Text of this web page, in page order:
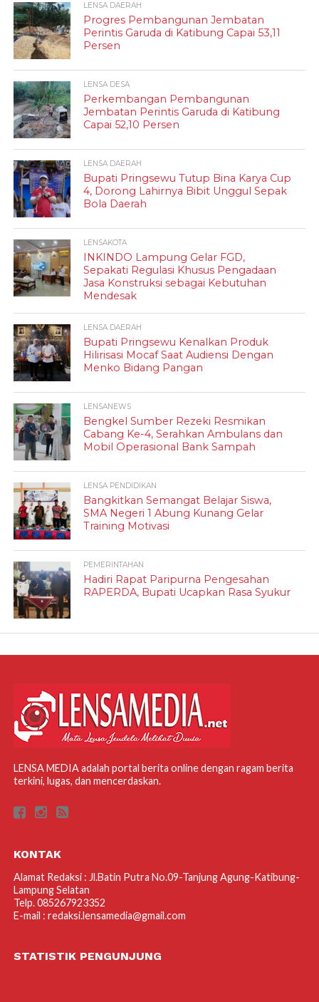
LENSA DAERAH
Progres Pembangunan Jembatan
Perintis Garuda di Katibung Capai 53,11
Persen
LENSA DESA
Perkembangan Pembangunan
Jembatan Perintis Garuda di Katibung
Capai 52,10 Persen
LENSA DAERAH
Bupati Pringsewu Tutup Bina Karya Cup
4, Dorong Lahirnya Bibit Unggul Sepak
Bola Daerah
LENSAKOTA
INKINDO Lampung Gelar FGD,
Sepakati Regulasi Khusus Pengadaan
Jasa Konstruksi sebagai Kebutuhan
Mendesak
LENSA DAERAH
Bupati Pringsewu Kenalkan Produk
Hilirisasi Mocaf Saat Audiensi Dengan
Menko Bidang Pangan
LENSANEWS
Bengkel Sumber Rezeki Resmikan
Cabang Ke-4, Serahkan Ambulans dan
Mobil Operasional Bank Sampah
LENSA PENDIDIKAN
Bangkitkan Semangat Belajar Siswa,
SMA Negeri 1 Abung Kunang Gelar
Training Motivasi
PEMERINTAHAN
Hadiri Rapat Paripurna Pengesahan
RAPERDA, Bupati Ucapkan Rasa Syukur
LENSA MEDIA adalah portal berita online dengan ragam berita
terkini, lugas, dan mencerdaskan.
KONTAK
Alamat Redaksi : Jl.Batin Putra No.09-Tanjung Agung-Katibung-
Lampung Selatan
Telp. 085267923352
E-mail : redaksi.lensamedia@gmail.com
STATISTIK PENGUNJUNG